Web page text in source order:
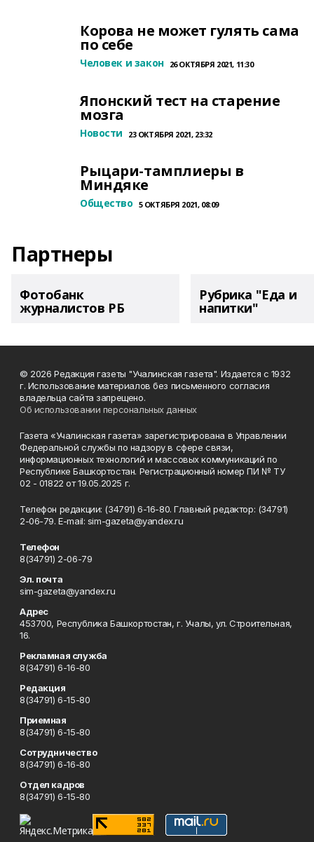
Корова не может гулять сама
по себе
Человек и закон 26 ОКТЯБРЯ 2021, 11:30
Японский тест на старение
мозга
Новости 23 ОКТЯБРЯ 2021, 23:32
Рыцари-тамплиеры в
Миндяке
Общество 5 ОКТЯБРЯ 2021, 08:09
Партнеры
Фотобанк
журналистов РБ
Рубрика "Еда и
напитки"
© 2026 Редакция газеты "Учалинская газета". Издается с 1932
г. Использование материалов без письменного согласия
владельца сайта запрещено.
Об использовании персональных данных
Газета «Учалинская газета» зарегистрирована в Управлении
Федеральной службы по надзору в сфере связи,
информационных технологий и массовых коммуникаций по
Республике Башкортостан. Регистрационный номер ПИ № ТУ
02 - 01822 от 19.05.2025 г.
Телефон редакции: (34791) 6-16-80. Главный редактор: (34791)
2-06-79. Е-mаil: sim-gazeta@yandex.ru
Телефон
8(34791) 2-06-79
Эл. почта
sim-gazeta@yandex.ru
Адрес
453700, Республика Башкортостан, г. Учалы, ул. Строительная,
16.
Рекламная служба
8(34791) 6-16-80
Редакция
8(34791) 6-15-80
Приемная
8(34791) 6-15-80
Сотрудничество
8(34791) 6-16-80
Отдел кадров
8(34791) 6-15-80